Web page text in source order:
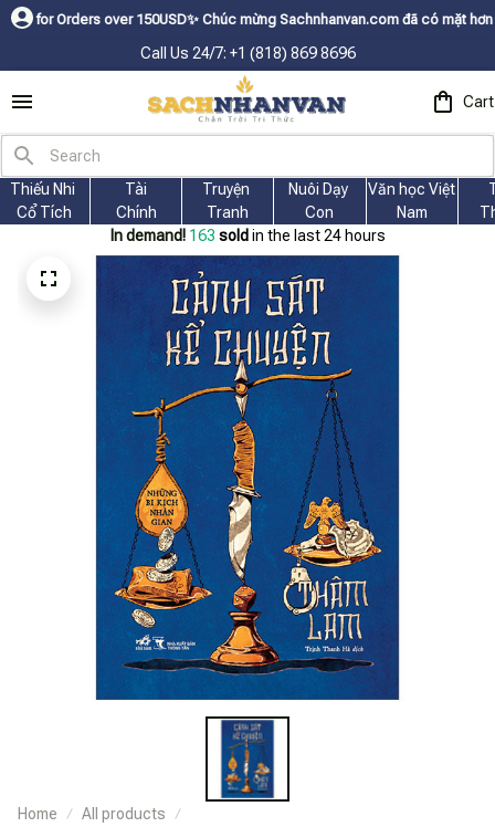
over 150USDㅤ✨Chúc mừng Sachnhanvan.com đã có mặt hơn 200 quốc
Call Us 24/7: +1 (818) 869 8696
Cart
Thiếu Nhi
Cổ Tích
Tài
Chính
Truyện
Tranh
Nuôi Dạy
Con
Văn học Việt
Nam
In demand! 164 sold in the last 24 hours
Home All products